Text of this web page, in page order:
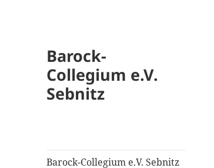
Barock-
Collegium e.V.
Sebnitz
Barock-Collegium e.V. Sebnitz